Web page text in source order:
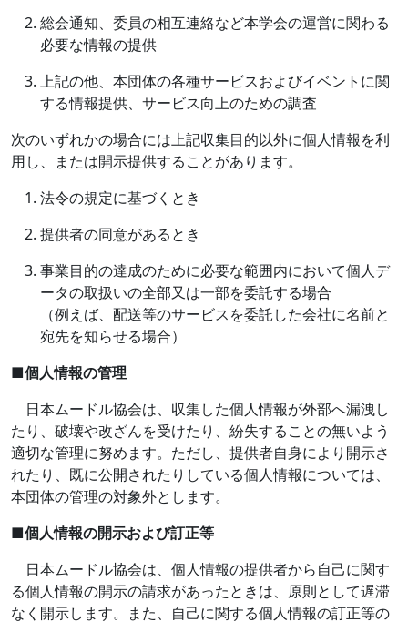
総会通知、委員の相互連絡など本学会の運営に関わる
必要な情報の提供
上記の他、本団体の各種サービスおよびイベントに関
する情報提供、サービス向上のための調査
次のいずれかの場合には上記収集目的以外に個人情報を利
用し、または開示提供することがあります。
法令の規定に基づくとき
提供者の同意があるとき
事業目的の達成のために必要な範囲内において個人デ
ータの取扱いの全部又は一部を委託する場合
（例えば、配送等のサービスを委託した会社に名前と
宛先を知らせる場合）
■個人情報の管理
日本ムードル協会は、収集した個人情報が外部へ漏洩し
たり、破壊や改ざんを受けたり、紛失することの無いよう
適切な管理に努めます。ただし、提供者自身により開示さ
れたり、既に公開されたりしている個人情報については、
本団体の管理の対象外とします。
■個人情報の開示および訂正等
日本ムードル協会は、個人情報の提供者から自己に関す
る個人情報の開示の請求があったときは、原則として遅滞
なく開示します。また、自己に関する個人情報の訂正等の